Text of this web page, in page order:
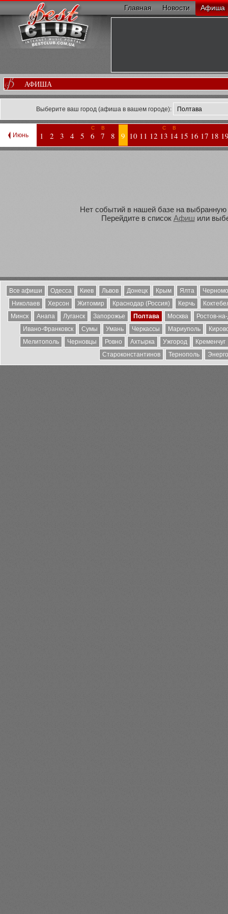
Главная Новости Афиша
АФИША
Выберите ваш город (афиша в вашем городе):
Июнь 1 2 3 4 5
С
6
В
7 8 9 10 11 12
С
13
В
14 15 16 17 18
Нет событий в нашей базе на
Перейдите в список Афиш или
Все афиши Одесса Киев Львов Донецк Крым Ялта
Николаев
Херсон Житомир Краснодар (Россия) Керчь
Минск
Анапа Луганск Запорожье Полтава Москва
Ростов-
Ивано-Франковск
Сумы Умань Черкассы Мариуполь
Мелитополь
Черновцы Ровно Ахтырка Ужгород
Кременчуг
Староконстантинов
Тернополь